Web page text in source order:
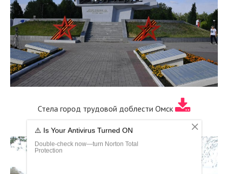
Стела город трудовой доблести Омск